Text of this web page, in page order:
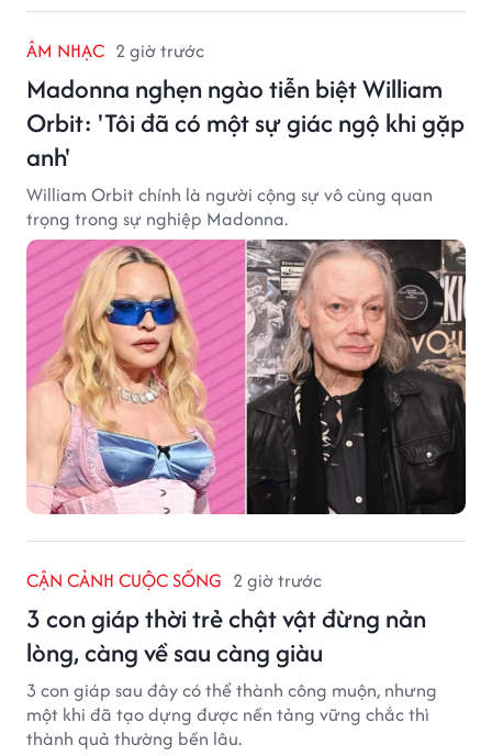
ÂM NHẠC 2 giờ trước
Madonna nghẹn ngào tiễn biệt William
Orbit: 'Tôi đã có một sự giác ngộ khi gặp
anh'
William Orbit chính là người cộng sự vô cùng quan
trọng trong sự nghiệp Madonna.
CẬN CẢNH CUỘC SỐNG 2 giờ trước
3 con giáp thời trẻ chật vật đừng nản
lòng, càng về sau càng giàu
3 con giáp sau đây có thể thành công muộn, nhưng
một khi đã tạo dựng được nền tảng vững chắc thì
thành quả thường bền lâu.